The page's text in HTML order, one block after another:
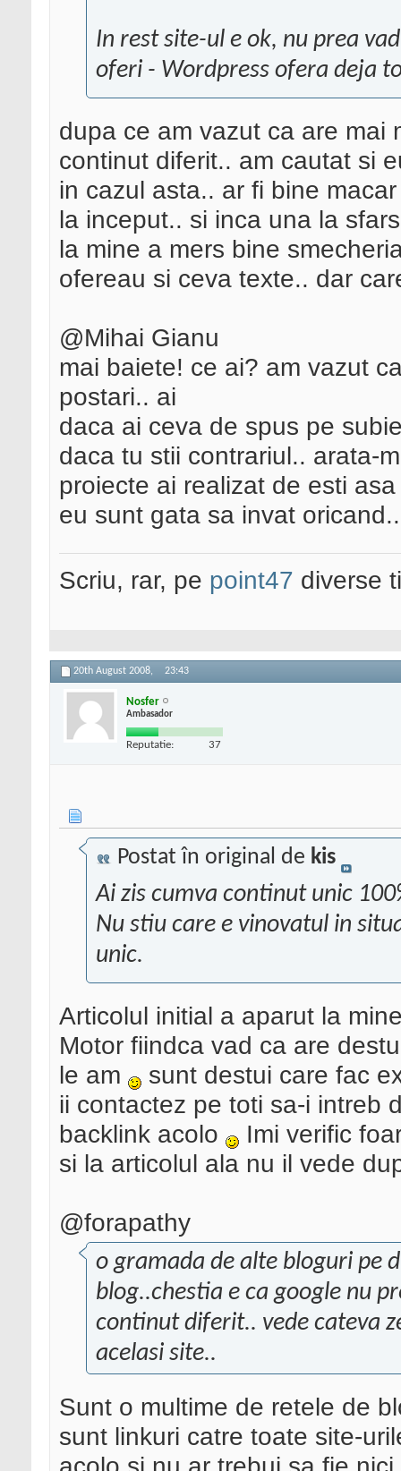
In rest site-ul e ok, nu prea
oferi - Wordpress ofera deja
dupa ce am vazut ca are mai
continut diferit.. am cautat si
in cazul asta.. ar fi bine
la inceput.. si inca una la
la mine a mers bine
ofereau si ceva texte.. dar
@Mihai Gianu
mai baiete! ce ai? am vazut
postari.. ai
daca ai ceva de spus pe
daca tu stii contrariul.. arata-
proiecte ai realizat de esti
eu sunt gata sa invat oricand..
Scriu, rar, pe point47 diverse
20th August 2008, 23:43
Nosfer
Ambasador
Reputatie: 37
Postat în original de kis
Ai zis cumva continut unic
Nu stiu care e vinovatul in
unic.
Articolul initial a aparut la
Motor fiindca vad ca are
le am
sunt destui care fac
ii contactez pe toti sa-i intreb
backlink acolo
Imi verific
si la articolul ala nu il vede
@forapathy
o gramada de alte bloguri pe
blog..chestia e ca google nu
continut diferit.. vede cateva
acelasi site..
Sunt o multime de retele de
sunt linkuri catre toate site-